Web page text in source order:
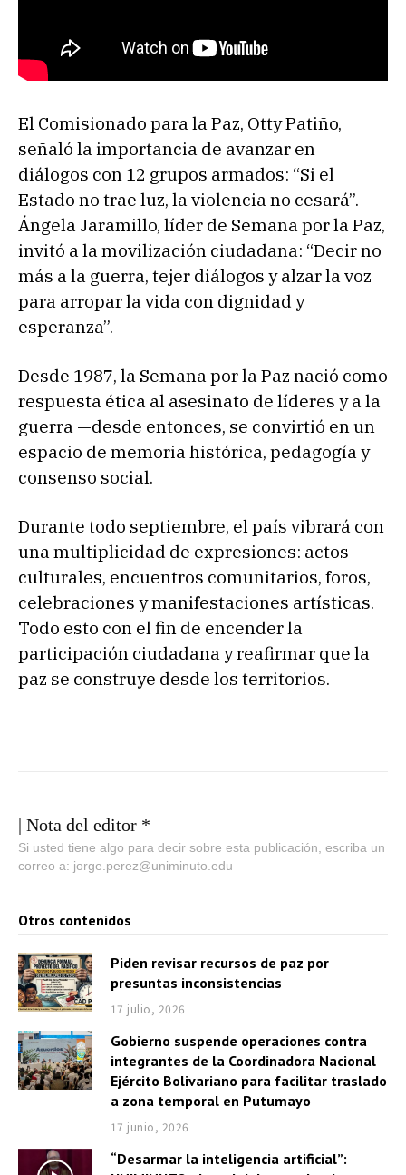
El Comisionado para la Paz, Otty Patiño,
señaló la importancia de avanzar en
diálogos con 12 grupos armados: “Si el
Estado no trae luz, la violencia no cesará”.
Ángela Jaramillo, líder de Semana por la Paz,
invitó a la movilización ciudadana: “Decir no
más a la guerra, tejer diálogos y alzar la voz
para arropar la vida con dignidad y
esperanza”.
Desde 1987, la Semana por la Paz nació como
respuesta ética al asesinato de líderes y a la
guerra —desde entonces, se convirtió en un
espacio de memoria histórica, pedagogía y
consenso social.
Durante todo septiembre, el país vibrará con
una multiplicidad de expresiones: actos
culturales, encuentros comunitarios, foros,
celebraciones y manifestaciones artísticas.
Todo esto con el fin de encender la
participación ciudadana y reafirmar que la
paz se construye desde los territorios.
| Nota del editor *
Si usted tiene algo para decir sobre esta publicación, escriba un
correo a: jorge.perez@uniminuto.edu
Otros contenidos
Piden revisar recursos de paz por
presuntas inconsistencias
17 julio, 2026
Gobierno suspende operaciones contra
integrantes de la Coordinadora Nacional
Ejército Bolivariano para facilitar traslado
a zona temporal en Putumayo
17 junio, 2026
“Desarmar la inteligencia artificial”: